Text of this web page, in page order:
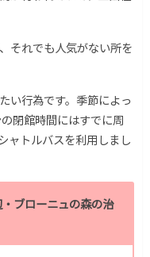
それでも人気がない所を
い行為です。季節によっ
閉館時間にはすでに周
ャトルバスを利用しまし
ブローニュの森の治